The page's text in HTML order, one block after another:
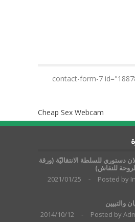
[contact-form-7
Cheap Sex Webcam
دستوري للسلطة الانتقاليّة (ورقة
للنقاش)
Posted by
-
2021/01/25
والتبيين
Posted by
-
2014/10/12